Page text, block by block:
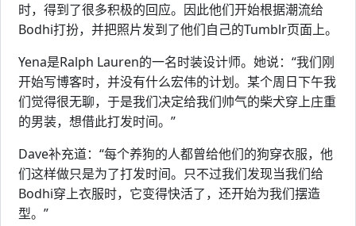
时，得到了很多积极的回应。因此他们开始根据潮流给
Bodhi打扮，并把照片发到了他们自己的Tumblr页面上。
Yena是Ralph Lauren的一名时装设计师。她说：“我们刚
开始写博客时，并没有什么宏伟的计划。某个周日下午我
们觉得很无聊，于是我们决定给我们帅气的柴犬穿上庄重
的男装，想借此打发时间。”
Dave补充道：“每个养狗的人都曾给他们的狗穿衣服，他
们这样做只是为了打发时间。只不过我们发现当我们给
Bodhi穿上衣服时，它变得快活了，还开始为我们摆造
型。”